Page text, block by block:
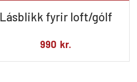
Lásblikk fyrir loft/gólf
990 kr.